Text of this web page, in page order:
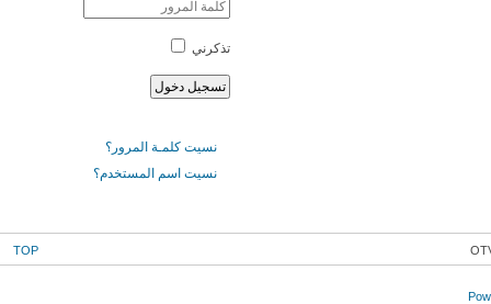
تذكرني
نسيت كلمـة المرور؟
نسيت اسم المستخدم؟
TOP